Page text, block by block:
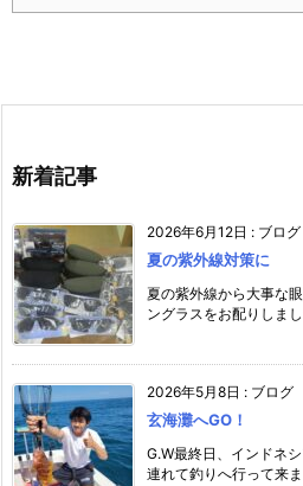
新着記事
2026年6月12日 : ブログ
夏の紫外線対策に
夏の紫外線から大事な
ングラスをお配りしま
2026年5月8日 : ブログ
玄海灘へGO！
G.W最終日、インドネ
連れて釣りへ行って来